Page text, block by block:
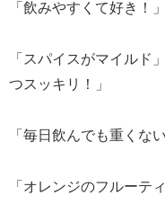
「飲みやすくて好き！」
「スパイスがマイルド」
つスッキリ！」
「毎日飲んでも重くな
「オレンジのフルーテ